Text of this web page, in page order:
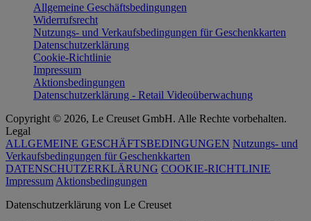
Allgemeine Geschäftsbedingungen
Widerrufsrecht
Nutzungs- und Verkaufsbedingungen für Geschenkkarten
Datenschutzerklärung
Cookie-Richtlinie
Impressum
Aktionsbedingungen
Datenschutzerklärung - Retail Videoüberwachung
Copyright © 2026, Le Creuset GmbH. Alle Rechte vorbehalten.
Legal
ALLGEMEINE GESCHÄFTSBEDINGUNGEN Nutzungs- und
Verkaufsbedingungen für Geschenkkarten
DATENSCHUTZERKLÄRUNG COOKIE-RICHTLINIE
Impressum Aktionsbedingungen
Datenschutz­erklärung von Le Creuset